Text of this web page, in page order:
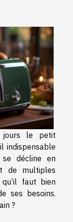
jours le petit
indispensable
décline en
de multiples
faut bien
ses besoins.
?